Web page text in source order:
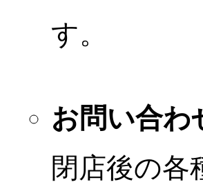
す。
お問い合わ
閉店後の各